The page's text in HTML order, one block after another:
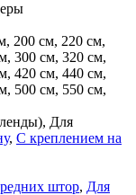
200 см, 220 см,
300 см, 320 см,
420 см, 440 см,
500 см, 550 см,
Для
, С креплением на
штор, Для